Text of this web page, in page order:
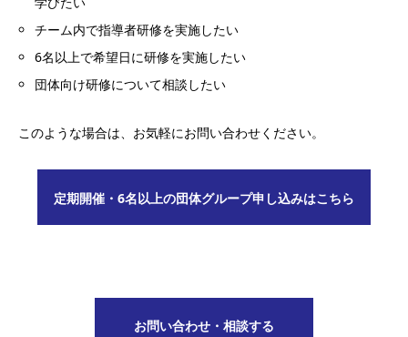
チーム内で指導者研修を実施したい
6名以上で希望日に研修を実施したい
団体向け研修について相談したい
このような場合は、お気軽にお問い合わせください。
定期開催・6名以上の団体グループ申し込みはこちら
お問い合わせ・相談する